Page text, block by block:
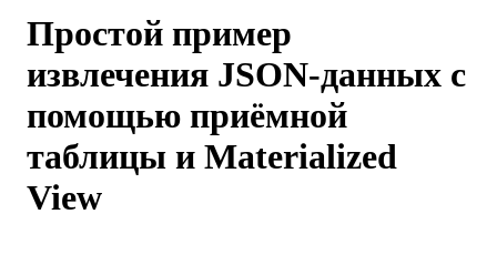
Простой пример
извлечения JSON-данных с
помощью приёмной
таблицы и Materialized
View